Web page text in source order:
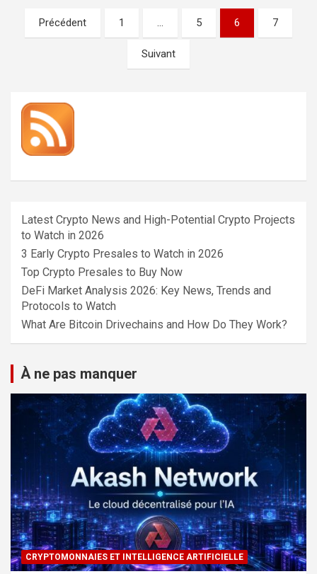
Pagination
des
Précédent 1 … 5 6 7
Suivant
Latest Crypto News and High-Potential Crypto Projects
to Watch in 2026
3 Early Crypto Presales to Watch in 2026
Top Crypto Presales to Buy Now
DeFi Market Analysis 2026: Key News, Trends and
Protocols to Watch
What Are Bitcoin Drivechains and How Do They Work?
À ne pas manquer
CRYPTOMONNAIES ET INTELLIGENCE ARTIFICIELLE